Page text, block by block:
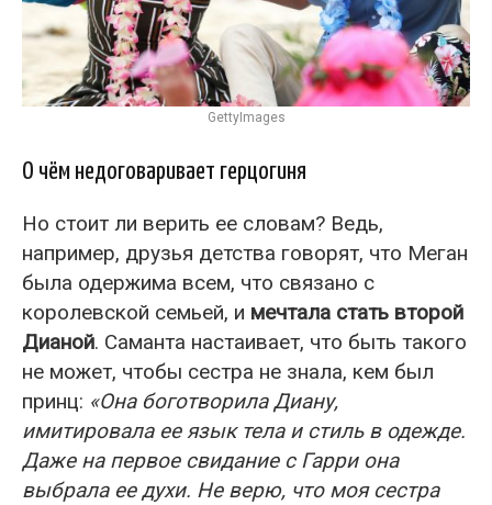
GettyImages
О чём недоговаривает герцогиня
Но стоит ли верить ее словам? Ведь,
например, друзья детства говорят, что Меган
была одержима всем, что связано с
королевской семьей, и мечтала стать второй
Дианой. Саманта настаивает, что быть такого
не может, чтобы сестра не знала, кем был
принц: «Она боготворила Диану,
имитировала ее язык тела и стиль в одежде.
Даже на первое свидание с Гарри она
выбрала ее духи. Не верю, что моя сестра